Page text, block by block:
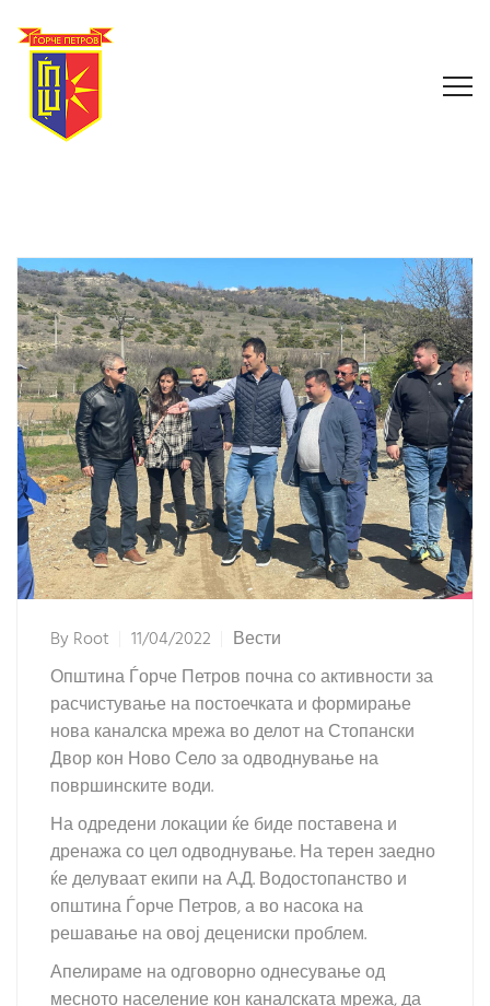
ByRoot 11/04/2022
Вести
Општина Ѓорче Петров почна со активности за
расчистување на постоечката и формирање
нова каналска мрежа во делот на Стопански
Двор кон Ново Село за одводнување на
површинските води.
На одредени локации ќе биде поставена и
дренажа со цел одводнување. На терен заедно
ќе делуваат екипи на А.Д. Водостопанство и
општина Ѓорче Петров, а во насока на
решавање на овој децениски проблем.
Апелираме на одговорно однесување од